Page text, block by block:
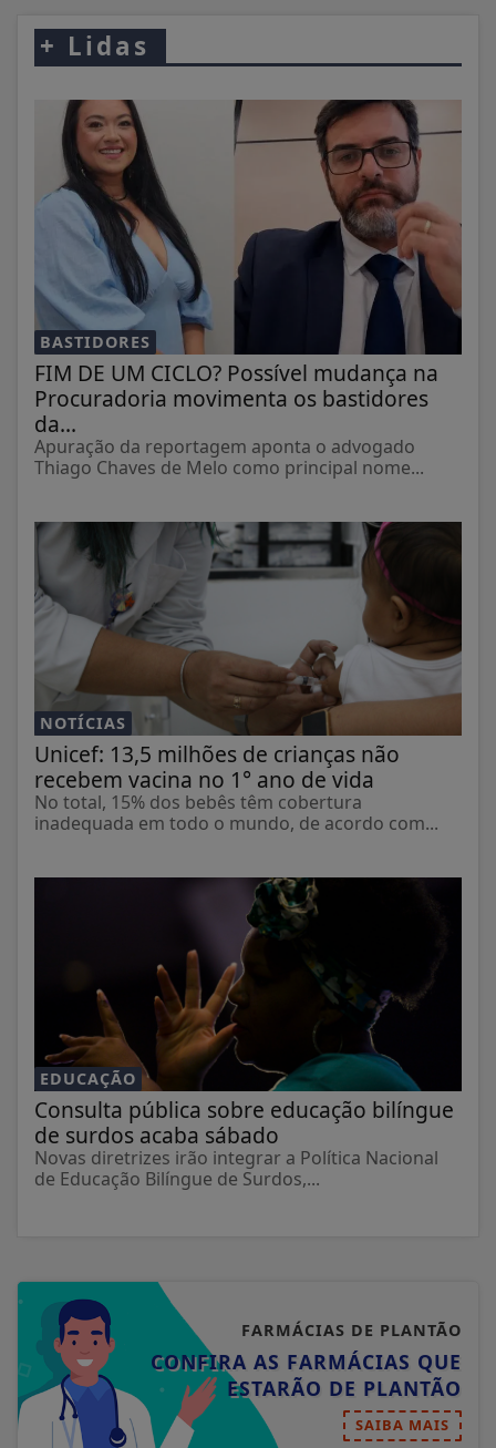
+ Lidas
BASTIDORES
FIM DE UM CICLO? Possível mudança na
Procuradoria movimenta os bastidores
da...
Apuração da reportagem aponta o advogado
Thiago Chaves de Melo como principal nome...
NOTÍCIAS
Unicef: 13,5 milhões de crianças não
recebem vacina no 1° ano de vida
No total, 15% dos bebês têm cobertura
inadequada em todo o mundo, de acordo com...
EDUCAÇÃO
Consulta pública sobre educação bilíngue
de surdos acaba sábado
Novas diretrizes irão integrar a Política Nacional
de Educação Bilíngue de Surdos,...
FARMÁCIAS DE PLANTÃO
CONFIRA AS FARMÁCIAS QUE
ESTARÃO DE PLANTÃO
SAIBA MAIS